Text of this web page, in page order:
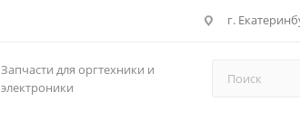
г.
Запчасти для оргтехники и
электроники